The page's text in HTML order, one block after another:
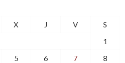
X J V
S
1
5 6 7
8